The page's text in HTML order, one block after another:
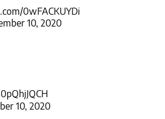
0wFACKUYDi
10, 2020
10, 2020